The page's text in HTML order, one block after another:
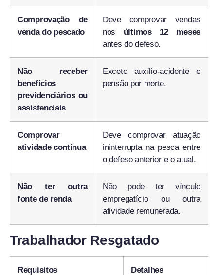
Comprovação de
venda do pescado
Deve comprovar vendas
nos últimos 12 meses
antes do defeso.
Não receber
benefícios
previdenciários ou
assistenciais
Exceto auxílio-acidente e
pensão por morte.
Comprovar
atividade contínua
Deve comprovar atuação
ininterrupta na pesca entre
o defeso anterior e o atual.
Não ter outra
fonte de renda
Não pode ter vínculo
empregatício ou outra
atividade remunerada.
Trabalhador Resgatado
Requisitos Detalhes